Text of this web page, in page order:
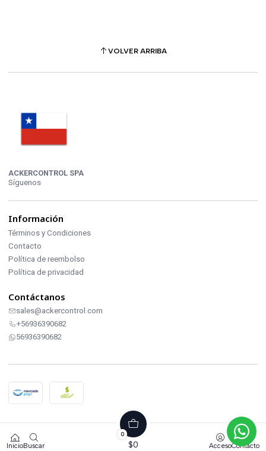
InicioBuscar
0
$0 AccesoContacto
VOLVER ARRIBA
ACKERCONTROL SPA
Síguenos
Información
Términos y Condiciones
Contacto
Política de reembolso
Política de privacidad
Contáctanos
sales@ackercontrol.com
+56936390682
56936390682
2026 ACKERCONTROL INDUSTRIAL.
Todos los derechos reservados.